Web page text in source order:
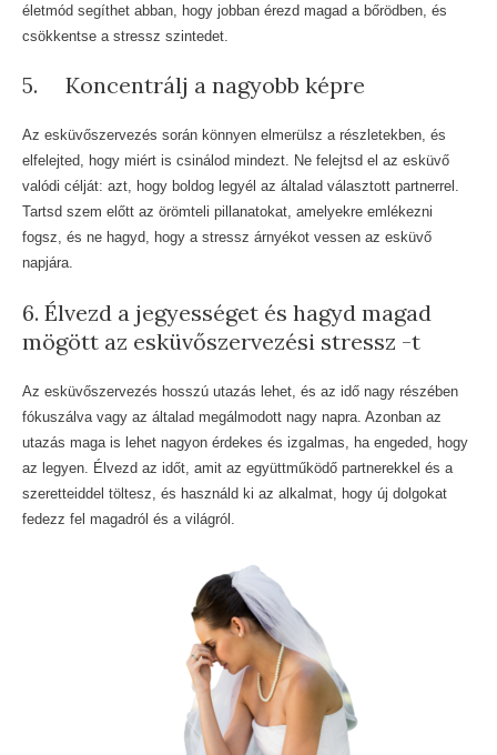
életmód segíthet abban, hogy jobban érezd magad a bőrödben, és
csökkentse a stressz szintedet.
5. Koncentrálj a nagyobb képre
Az esküvőszervezés során könnyen elmerülsz a részletekben, és
elfelejted, hogy miért is csinálod mindezt. Ne felejtsd el az esküvő
valódi célját: azt, hogy boldog legyél az általad választott partnerrel.
Tartsd szem előtt az örömteli pillanatokat, amelyekre emlékezni
fogsz, és ne hagyd, hogy a stressz árnyékot vessen az esküvő
napjára.
6. Élvezd a jegyességet és hagyd magad
mögött az esküvőszervezési stressz -t
Az esküvőszervezés hosszú utazás lehet, és az idő nagy részében
fókuszálva vagy az általad megálmodott nagy napra. Azonban az
utazás maga is lehet nagyon érdekes és izgalmas, ha engeded, hogy
az legyen. Élvezd az időt, amit az együttműködő partnerekkel és a
szeretteiddel töltesz, és használd ki az alkalmat, hogy új dolgokat
fedezz fel magadról és a világról.